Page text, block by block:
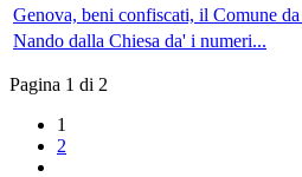
Genova, beni confiscati, il Comune
Nando dalla Chiesa da' i numeri...
Pagina 1 di 2
1
2